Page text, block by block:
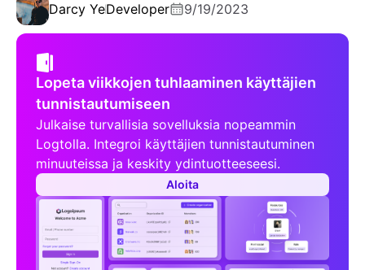
Darcy YeDeveloper 9/19/2023
Lopeta viikkojen tuhlaaminen käyttäjien
tunnistautumiseen
Julkaise turvallisia sovelluksia nopeammin
Logtolla. Integroi käyttäjien tunnistautuminen
minuuteissa ja keskity ydintuotteeseesi.
Aloita